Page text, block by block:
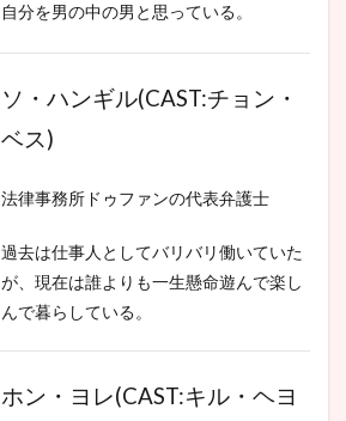
自分を男の中の男と思っている。
ソ・ハンギル(CAST:チョン・
ベス)
法律事務所ドゥファンの代表弁護士
過去は仕事人としてバリバリ働いていた
が、現在は誰よりも一生懸命遊んで楽し
んで暮らしている。
ホン・ヨレ(CAST:キル・ヘヨ